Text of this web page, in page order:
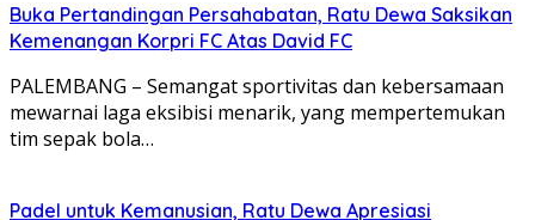
Buka Pertandingan Persahabatan, Ratu Dewa Saksikan
Kemenangan Korpri FC Atas David FC
PALEMBANG – Semangat sportivitas dan kebersamaan
mewarnai laga eksibisi menarik, yang mempertemukan
tim sepak bola…
Padel untuk Kemanusian, Ratu Dewa Apresiasi